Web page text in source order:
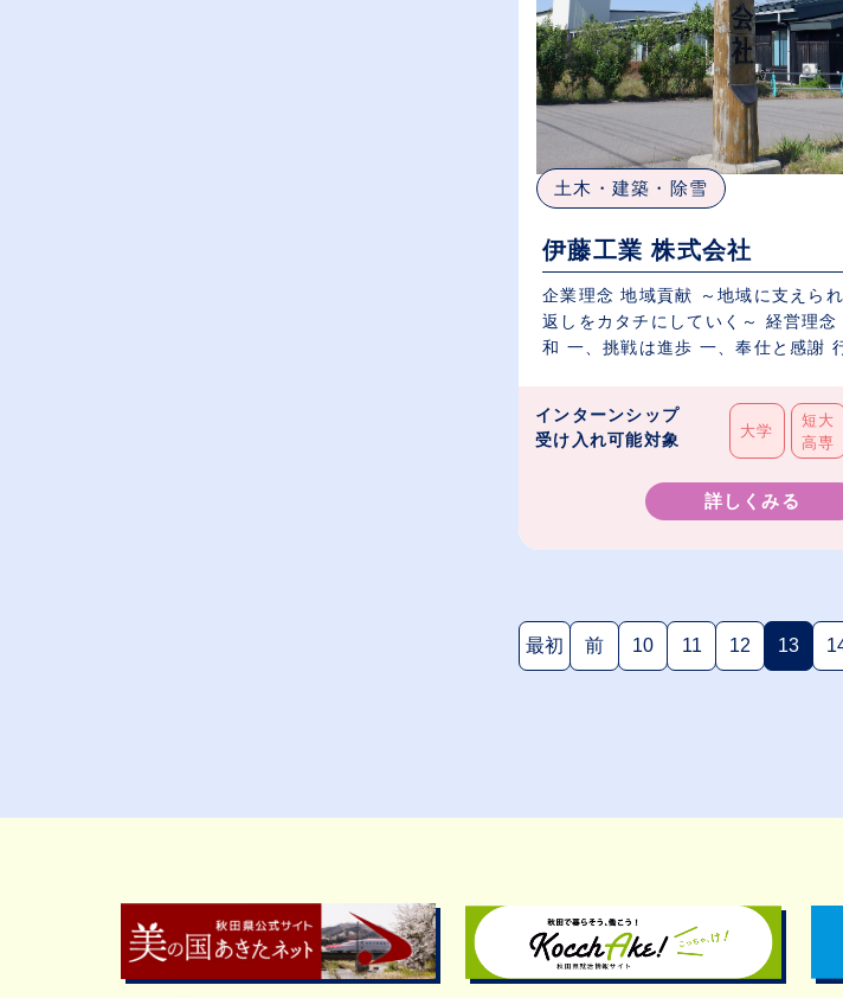
土木・建築・除雪
伊藤工業 株式会社
企業理念 地域貢献 ～地域に支えら
返しをカタチにしていく～ 経営理念
和 一、挑戦は進歩 一、奉仕と感謝
インターンシップ
受け入れ可能対象
大学
短大
高専
詳しくみる
最初 前 10 11 12 13(現在